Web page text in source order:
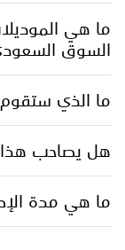
ما هي
السوق
ما الذي
هل يصاحب هذا
ما هي مدة